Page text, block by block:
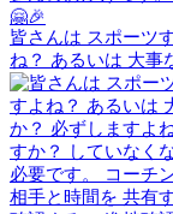
皆さんは スポーツ
ね？ あるいは 大事